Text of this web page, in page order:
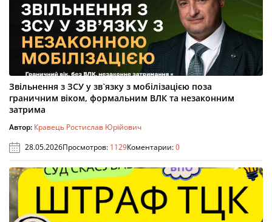
Звільнення з ЗСУ у зв`язку з мобілізацією поза
граничним віком, формальним ВЛК та незаконним
затрима
Автор: Кравець Ростислав Юрійович
28.05.2026Просмотров: 1129Коментарии:0